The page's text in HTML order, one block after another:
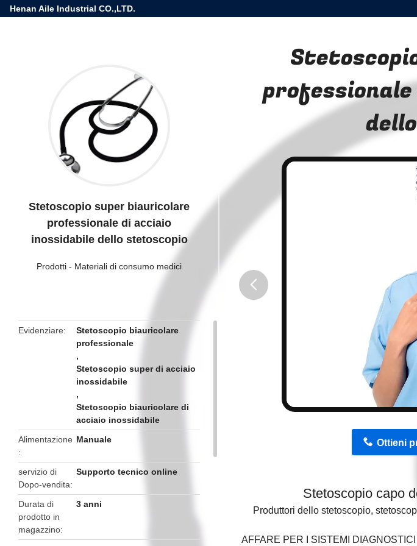
Henan Aile Industrial CO.,LTD.
Stetoscopio super biauricolare
professionale di acciaio
inossidabile dello stetoscopio
Prodotti - Materiali di consumo medici
Evidenziare
Stetoscopio biauricolare
professionale
,
Stetoscopio super di acciaio
inossidabile
,
Stetoscopio biauricolare di
acciaio inossidabile
Alimentazione Manuale
servizio di
Dopo-vendita
Supporto tecnico online
Durata di
prodotto in
magazzino
3 anni
Ottieni
Stetoscopio capo
Produttori dello stetoscopio,
AFFARE PER I SISTEMI DIAGNOSTICI